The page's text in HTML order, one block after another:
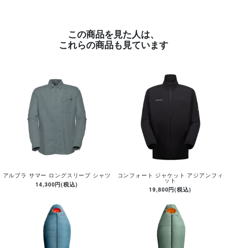
この商品を見た人は、
これらの商品も見ています
アルブラ サマー ロングスリーブ シャツ
14,300円(税込)
コンフォート ジャケット アジアンフィ
ット
19,800円(税込)